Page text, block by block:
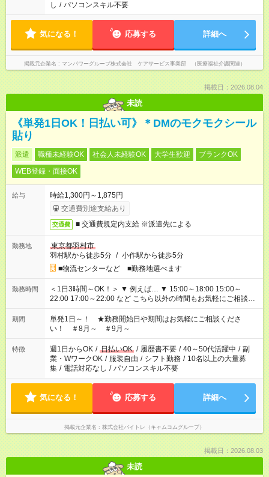
し / パソコンスキル不要
気になる！ 応募する 詳細へ
掲載元企業名 マンパワーグループ株式会社 ケアサービス事業部 （医療福祉介護関連）
掲載日：2026.08.04
未読
《単発1日OK！日払い可》＊DMのモクモクシール
貼り
派遣 職種未経験OK 社会人未経験OK 大学生歓迎
ブランクOK
WEB登録・面接OK
給与
時給1,300円～1,875円
交通費別途支給あり
交通費 ■ 交通費規定内支給 ※派遣先による
勤務地
東京都羽村市
羽村駅から徒歩5分 / 小作駅から徒歩5分
■物流センターなど ■勤務地選べます
勤務時間
＜1日3時間～OK！＞ ▼ 例えば… ▼ 15:00～18:00 15:00～
22:00 17:00～22:00 など こちら以外の時間もお気軽にご相談く
ださい！
期間
単発1日～！ ★勤務開始日や期間はお気軽にご相談くださ
い！ ＃8月～ ＃9月～
特徴 週1日からOK / 日払いOK / 履歴書不要 / 40～50代活躍中 / 副
業・WワークOK / 服装自由 / シフト勤務 / 10名以上の大量募
集 / 電話対応なし / パソコンスキル不要
気になる！ 応募する 詳細へ
掲載元企業名 株式会社バイトレ（キャムコムグループ）
掲載日：2026.08.03
未読